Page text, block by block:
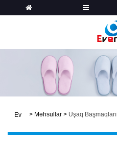
Ev > Məhsullar > Uşaq Başmaqları